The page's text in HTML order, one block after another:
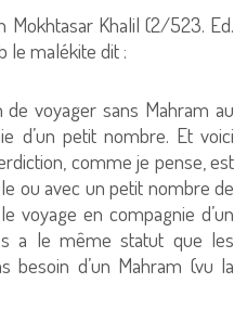
Mokhtasar Khalil (2/523. Ed.
le malékite dit :
voyager sans Mahram au
d’un petit nombre. Et voici
comme je pense, est
ou avec un petit nombre de
voyage en compagnie d’un
a le même statut que les
besoin d’un Mahram (vu la